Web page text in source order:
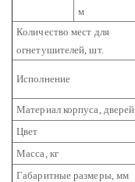
м
Количество мест для
огнетушителей, шт.
Исполнение
Материал корпуса, дверей
Цвет
Масса, кг
Габаритные размеры, мм